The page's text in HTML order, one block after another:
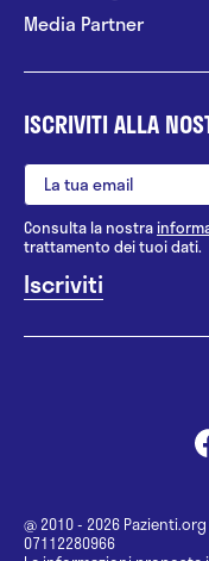
Media Partner
ISCRIVITI ALLA
Consulta la nostra
trattamento dei tuoi dati.
@ 2010 - 2026 Pazienti.org
07112280966